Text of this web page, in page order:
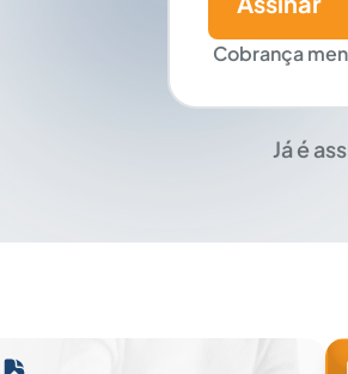
Cobrança
Já é